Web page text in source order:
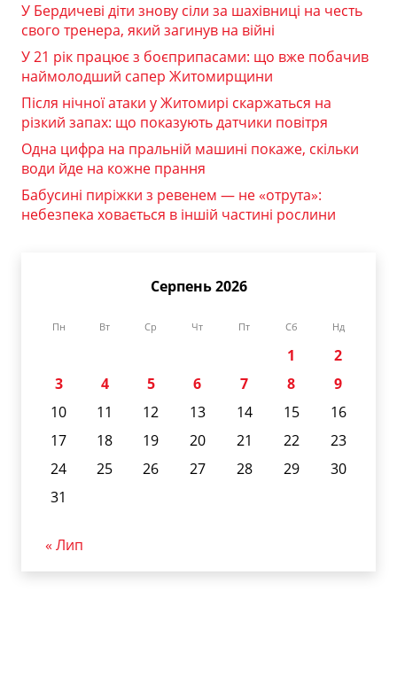
У Бердичеві діти знову сіли за шахівниці на честь
свого тренера, який загинув на війні
У 21 рік працює з боєприпасами: що вже побачив
наймолодший сапер Житомирщини
Після нічної атаки у Житомирі скаржаться на
різкий запах: що показують датчики повітря
Одна цифра на пральній машині покаже, скільки
води йде на кожне прання
Бабусині пиріжки з ревенем — не «отрута»:
небезпека ховається в іншій частині рослини
Серпень 2026
Пн Вт Ср Чт Пт Сб Нд
1
2
3
4 5 6 7 8
9
10
11 12 13 14 15
16
17
18 19 20 21 22
23
24
25 26 27 28 29
30
31
« Лип